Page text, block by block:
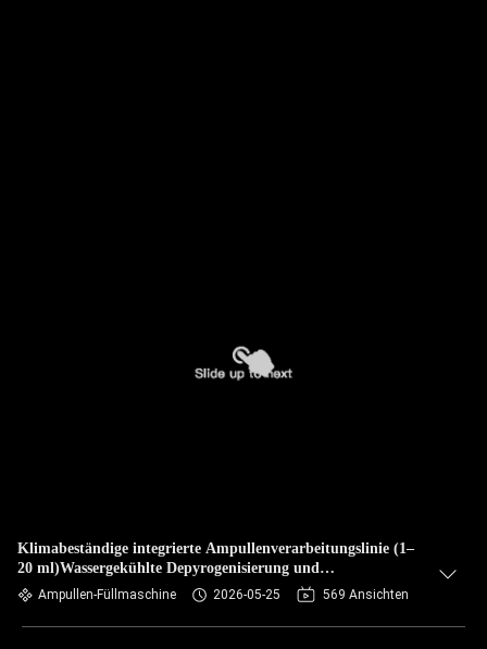
Klimabeständige integrierte Ampullenverarbeitungslinie (1–
20 ml)Wassergekühlte Depyrogenisierung und
Präzisionsautomatisierung für hitzeempfindliche
Pflanzenextrakte
Ampullen-Füllmaschine 2026-05-25 569 Ansichten